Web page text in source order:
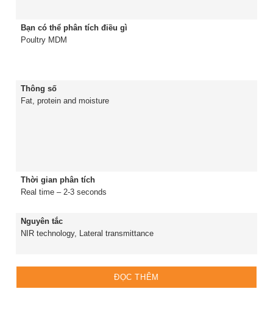
Bạn có thể phân tích điều gì
Poultry MDM
Thông số
Fat, protein and moisture
Thời gian phân tích
Real time – 2-3 seconds
Nguyên tắc
NIR technology, Lateral transmittance
ĐỌC THÊM